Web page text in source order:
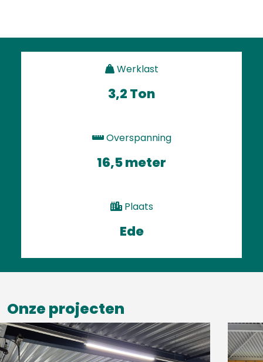
Werklast
3,2 Ton
Overspanning
16,5 meter
Plaats
Ede
Onze projecten